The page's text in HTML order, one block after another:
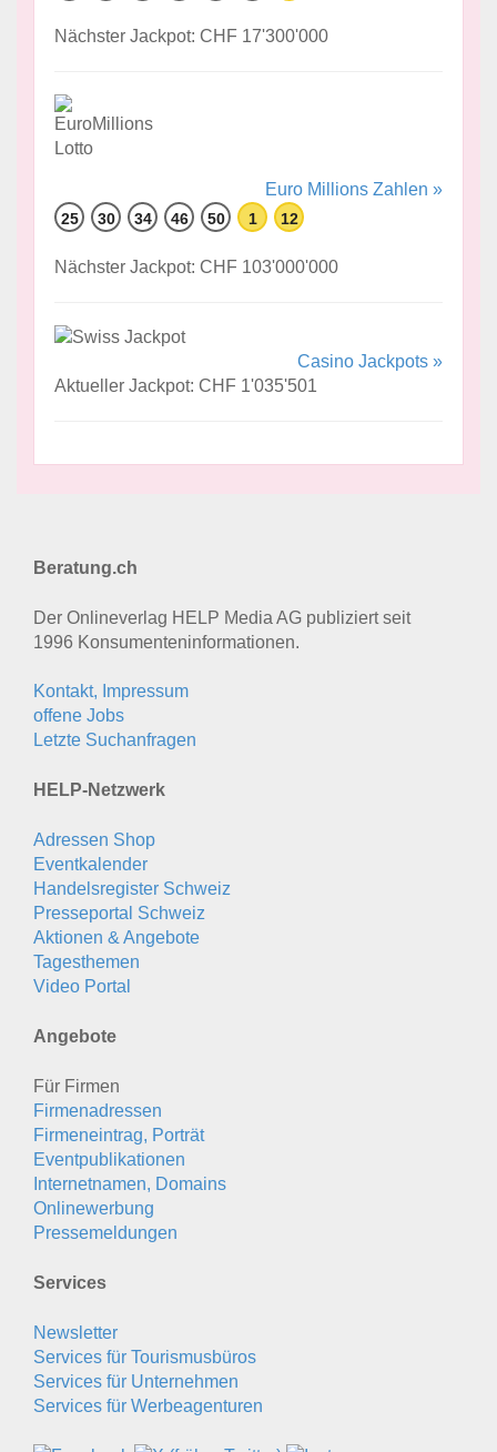
Nächster Jackpot: CHF 17'300'000
Euro Millions Zahlen »
25 30 34 46 50 1 12
Nächster Jackpot: CHF 103'000'000
Casino Jackpots »
Aktueller Jackpot: CHF 1'035'501
Beratung.ch
Der Onlineverlag HELP Media AG publiziert seit
1996 Konsumenten­informationen.
Kontakt, Impressum
offene Jobs
Letzte Suchanfragen
HELP-Netzwerk
Adressen Shop
Eventkalender
Handelsregister Schweiz
Presseportal Schweiz
Aktionen & Angebote
Tagesthemen
Video Portal
Angebote
Für Firmen
Firmenadressen
Firmeneintrag, Porträt
Eventpublikationen
Internetnamen, Domains
Onlinewerbung
Pressemeldungen
Services
Newsletter
Services für Tourismusbüros
Services für Unternehmen
Services für Werbeagenturen